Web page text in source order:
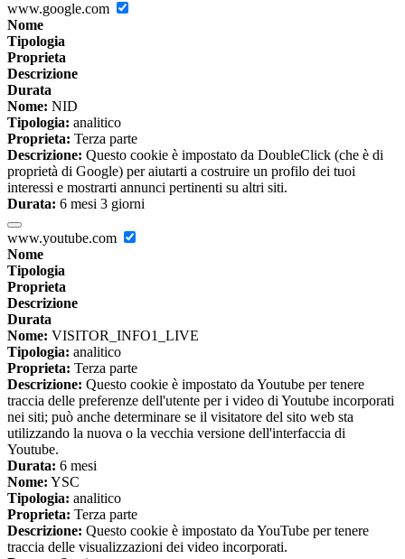
www.google.com
Nome
Tipologia
Proprieta
Descrizione
Durata
Nome: NID
Tipologia: analitico
Proprieta: Terza parte
Descrizione: Questo cookie è impostato da DoubleClick (che è di
proprietà di Google) per aiutarti a costruire un profilo dei tuoi
interessi e mostrarti annunci pertinenti su altri siti.
Durata: 6 mesi 3 giorni
www.youtube.com
Nome
Tipologia
Proprieta
Descrizione
Durata
Nome: VISITOR_INFO1_LIVE
Tipologia: analitico
Proprieta: Terza parte
Descrizione: Questo cookie è impostato da Youtube per tenere
traccia delle preferenze dell'utente per i video di Youtube incorporati
nei siti; può anche determinare se il visitatore del sito web sta
utilizzando la nuova o la vecchia versione dell'interfaccia di
Youtube.
Durata: 6 mesi
Nome: YSC
Tipologia: analitico
Proprieta: Terza parte
Descrizione: Questo cookie è impostato da YouTube per tenere
traccia delle visualizzazioni dei video incorporati.